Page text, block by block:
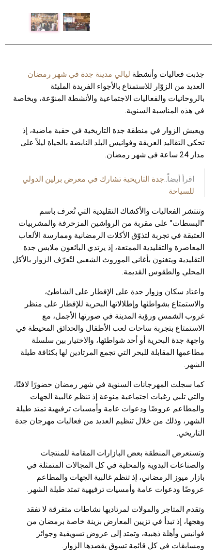
جذبت فعاليات وأنشطة ليالي مدينة جدة في شهر رمضان
العديد من الزوّار للاستمتاع بالأجواء الفريدة المليئة
بالروحانيات والفعاليات الاجتماعية والأنشطة المنوّعة، وبخاصة
في هذه المناسبة السنوية.
ويعيش الزوار في منطقة جدة التاريخية في حقبة ماضية، إذ
تحكي التقاليد العريقة وفوانيس البلد النابضة بالحياة ليلاً على
مدار 24 ساعة في شهر رمضان.
اقرأ أيضاً.. جدة التاريخية تشارك في معرض برلين الدولي
للسياحة
وتنتشر الفعاليات والأكشاك التقليدية التي تُعرف باسم
"البسطات" على مقربة من الرواشين المزخرفة والمشربيات
العتيقة في تجربة لتذوّق الأكلات الرمضانية وممارسة الألعاب
المعاصرة والتقليدية الممتعة، إذ يرتدي البائعون ملابس جدة
التقليدية ويتغنون بأغاني الموروث الشعبي لتُعرّف الزوار بالأكل
المحلي والطقوس القديمة.
واعتاد سكان وزوار جدة على الإفطار على الشاطئ،
والاستمتاع بشواطئها وإطلالاتها البحرية للإفطار على منظر
غروب الشمس ورؤية المدينة في صورتها الأجمل، مع
الاستمتاع بتجربة ساحات لعب الأطفال والحدائق المحيطة في
واجهة جدة البحرية أو أحد شواطئها، والاختيار بين سلسلة
مطاعمها المقابلة للبحر التي تجمع المرتادين لها بكثافة طيلة
الشهر.
كما سجلت المهرجانات السنوية في شهر رمضان حضورًا لافتًا،
والتي تلبي رغبات اجتماعية منوعة إذ تنظم غالبية الجهات
والمطاعم عروضًا ودعوات عامة وأمسيات ترفيهية تمتد طيلة
الشهر، وذلك من خلال تنظيم العديد من فعاليات مهرجان جدة
التاريخي.
وتستعرض المنطقة بعض البازارات المقامة للمنتجات
والصناعات اليدوية والمحلية في كل المجالات المتمثلة في
بازار ميوز الرمضاني، إذ تنظم غالبية الجهات والمطاعم
عروضًا ودعوات عامة وأمسيات ترفيهية تمتد طيلة الشهر.
وتقدم المتاجر والمولات لمرتاديها نشاطات متفرقة لا تفقد
وهجها، إذ تبدأ في تزيين المعارض بزينة خاصة برمضان من
فوانيس وأهلة ذهبية، وتمتد إلى عروض تسويقية وجوائز
ومسابقات في كل قائمة تسوق يقصدها الزوار.